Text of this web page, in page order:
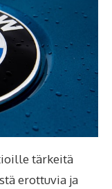
tärkeitä
erottuvia ja